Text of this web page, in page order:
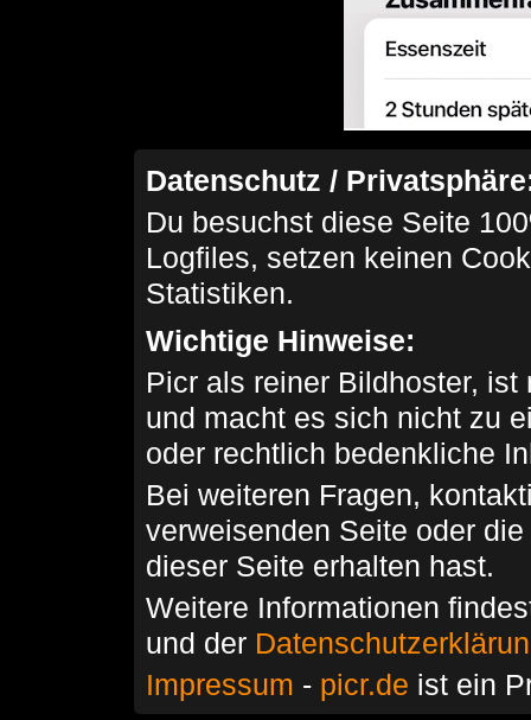
Datenschutz /
Du besuchst diese Seite
Logfiles, setzen keinen
Statistiken.
Wichtige Hinweise:
Picr als reiner Bildhoster,
und macht es sich nicht zu
oder rechtlich bedenkliche
Bei weiteren Fragen,
verweisenden Seite oder
dieser Seite erhalten hast.
Weitere Informationen
und der
Impressum - picr.de ist ein